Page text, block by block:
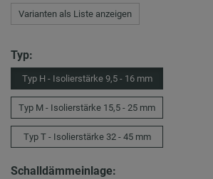
Varianten als Liste anzeigen
Typ:
Typ H - Isolierstärke 9,5 - 16 mm
Typ M - Isolierstärke 15,5 - 25 mm
Typ T - Isolierstärke 32 - 45 mm
Schalldämmeinlage: